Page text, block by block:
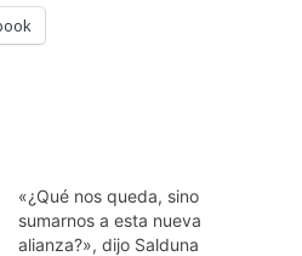
«¿Qué nos queda, sino
sumarnos a esta nueva
alianza?», dijo Salduna